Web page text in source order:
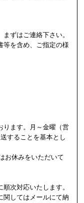
ずはご連絡下さい。
等を含め、ご指定の様
ります。月～金曜（営
することを基本とし
お休みをいただいて
次対応いたします。
関してはメールにて納